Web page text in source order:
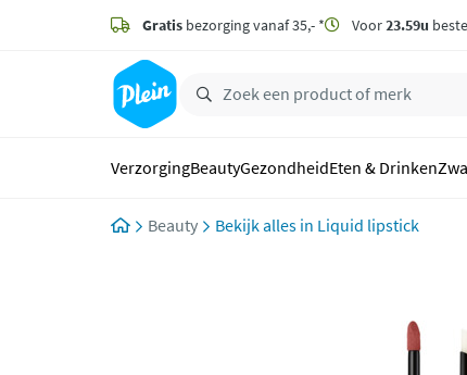
zoeken
hoofdinhoud
Gratis bezorging vanaf 35,- * Voor23.59u
VerzorgingBeautyGezondheidEten & Drinken
Beauty Liquid lipstick